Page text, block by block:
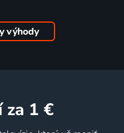
výhody
za 1 €